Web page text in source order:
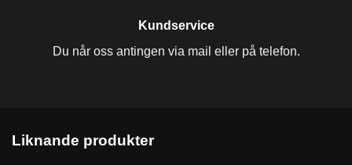
Kundservice
Du når oss antingen via mail eller på telefon.
Liknande produkter